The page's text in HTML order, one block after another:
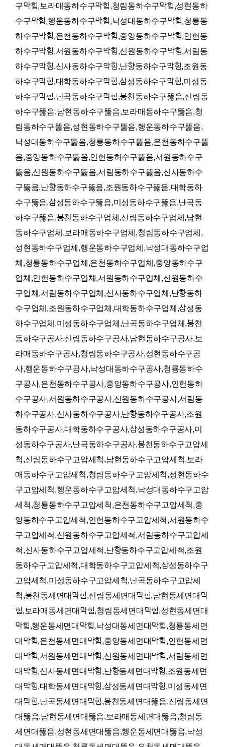
구막힘,보라매동하수구막힘,청림동하수구막힘,성현동하
수구막힘,행운동하수구막힘,낙성대동하수구막힘,청룡동
하수구막힘,은천동하수구막힘,중앙동하수구막힘,인헌동
하수구막힘,서원동하수구막힘,신원동하수구막힘,서림동
하수구막힘,신사동하수구막힘,난향동하수구막힘,조원동
하수구막힘,대학동하수구막힘,삼성동하수구막힘,미성동
하수구막힘,난곡동하수구막힘,봉천동하수구뚫음,신림동
하수구뚫음,남현동하수구뚫음,보라매동하수구뚫음,청
림동하수구뚫음,성현동하수구뚫음,행운동하수구뚫음,
낙성대동하수구뚫음,청룡동하수구뚫음,은천동하수구뚫
음,중앙동하수구뚫음,인헌동하수구뚫음,서원동하수구
뚫음,신원동하수구뚫음,서림동하수구뚫음,신사동하수
구뚫음,난향동하수구뚫음,조원동하수구뚫음,대학동하
수구뚫음,삼성동하수구뚫음,미성동하수구뚫음,난곡동
하수구뚫음,봉천동하수구업체,신림동하수구업체,남현
동하수구업체,보라매동하수구업체,청림동하수구업체,
성현동하수구업체,행운동하수구업체,낙성대동하수구업
체,청룡동하수구업체,은천동하수구업체,중앙동하수구
업체,인헌동하수구업체,서원동하수구업체,신원동하수
구업체,서림동하수구업체,신사동하수구업체,난향동하
수구업체,조원동하수구업체,대학동하수구업체,삼성동
하수구업체,미성동하수구업체,난곡동하수구업체,봉천
동하수구공사,신림동하수구공사,남현동하수구공사,보
라매동하수구공사,청림동하수구공사,성현동하수구공
사,행운동하수구공사,낙성대동하수구공사,청룡동하수
구공사,은천동하수구공사,중앙동하수구공사,인헌동하
수구공사,서원동하수구공사,신원동하수구공사,서림동
하수구공사,신사동하수구공사,난향동하수구공사,조원
동하수구공사,대학동하수구공사,삼성동하수구공사,미
성동하수구공사,난곡동하수구공사,봉천동하수구고압세
척,신림동하수구고압세척,남현동하수구고압세척,보라
매동하수구고압세척,청림동하수구고압세척,성현동하수
구고압세척,행운동하수구고압세척,낙성대동하수구고압
세척,청룡동하수구고압세척,은천동하수구고압세척,중
앙동하수구고압세척,인헌동하수구고압세척,서원동하수
구고압세척,신원동하수구고압세척,서림동하수구고압세
척,신사동하수구고압세척,난향동하수구고압세척,조원
동하수구고압세척,대학동하수구고압세척,삼성동하수구
고압세척,미성동하수구고압세척,난곡동하수구고압세
척,봉천동세면대막힘,신림동세면대막힘,남현동세면대막
힘,보라매동세면대막힘,청림동세면대막힘,성현동세면대
막힘,행운동세면대막힘,낙성대동세면대막힘,청룡동세면
대막힘,은천동세면대막힘,중앙동세면대막힘,인헌동세면
대막힘,서원동세면대막힘,신원동세면대막힘,서림동세면
대막힘,신사동세면대막힘,난향동세면대막힘,조원동세면
대막힘,대학동세면대막힘,삼성동세면대막힘,미성동세면
대막힘,난곡동세면대막힘,봉천동세면대뚫음,신림동세면
대뚫음,남현동세면대뚫음,보라매동세면대뚫음,청림동
세면대뚫음,성현동세면대뚫음,행운동세면대뚫음,낙성